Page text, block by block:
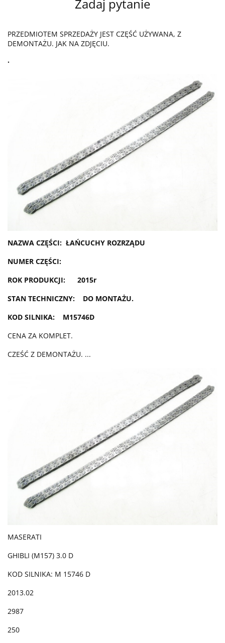
Zadaj pytanie
PRZEDMIOTEM SPRZEDAŻY JEST CZĘŚĆ UŻYWANA, Z
DEMONTAŻU. JAK NA ZDJĘCIU.
.
NAZWA CZĘŚCI: ŁAŃCUCHY ROZRZĄDU
NUMER CZĘŚCI:
ROK PRODUKCJI: 2015r
STAN TECHNICZNY: DO MONTAŻU.
KOD SILNIKA: M15746D
CENA ZA KOMPLET.
CZEŚĆ Z DEMONTAŻU. ...
MASERATI
GHIBLI (M157) 3.0 D
KOD SILNIKA: M 15746 D
2013.02
2987
250